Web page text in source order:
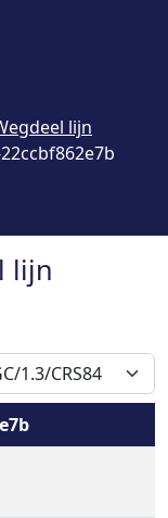
lijn
lijn